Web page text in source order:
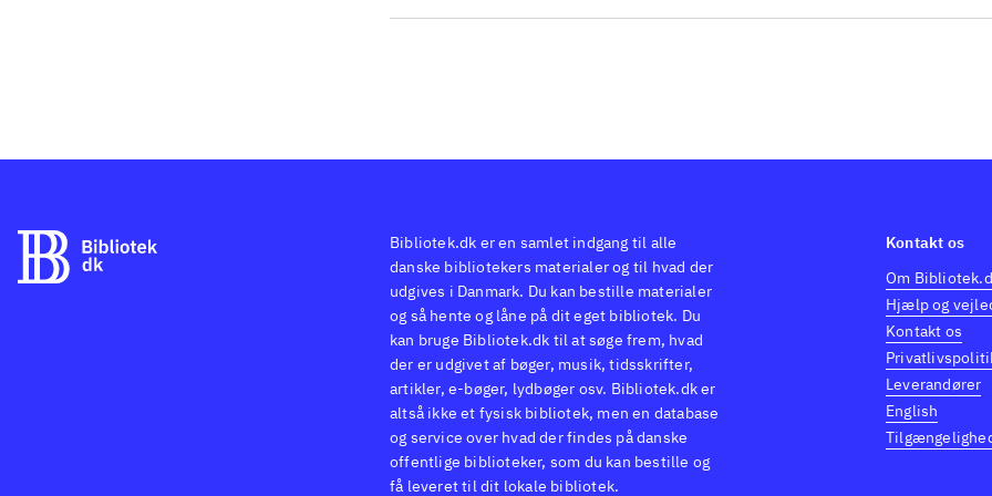
spillene i Skylanders serien fx Skylanders -
Bibliotek.dk er en samlet indgang til alle
danske bibliotekers materialer og til hvad der
udgives i Danmark. Du kan bestille materialer
og så hente og låne på dit eget bibliotek. Du
kan bruge Bibliotek.dk til at søge frem, hvad
der er udgivet af bøger, musik, tidsskrifter,
artikler, e-bøger, lydbøger osv. Bibliotek.dk er
altså ikke et fysisk bibliotek, men en database
og service over hvad der findes på danske
offentlige biblioteker, som du kan bestille og
få leveret til dit lokale bibliotek.
Kontakt os
Om
Hjælp og
Kontakt os
Leverandører
English